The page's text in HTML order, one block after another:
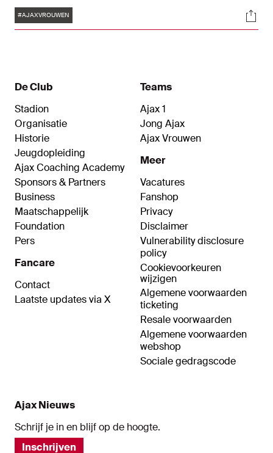
ArenA tegen de Rotterdammers.
Tags
#AJAXVROUWEN
De Club
Stadion
Organisatie
Historie
Jeugdopleiding
Ajax Coaching Academy
Sponsors & Partners
Business
Maatschappelijk
Foundation
Pers
Fancare
Contact
Laatste updates via X
Teams
Ajax 1
Jong Ajax
Ajax Vrouwen
Meer
Vacatures
Fanshop
Privacy
Disclaimer
Vulnerability disclosure
policy
Cookievoorkeuren
wijzigen
Algemene voorwaarden
ticketing
Resale voorwaarden
Algemene voorwaarden
webshop
Sociale gedragscode
Ajax Nieuws
Schrijf je in en blijf op de hoogte.
Inschrijven